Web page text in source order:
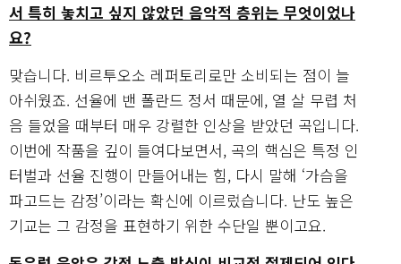
서 특히 놓치고 싶지 않았던 음악적 층위는 무엇이었나
요?
맞습니다. 비르투오소 레퍼토리로만 소비되는 점이 늘
아쉬웠죠. 선율에 밴 폴란드 정서 때문에, 열 살 무렵 처
음 들었을 때부터 매우 강렬한 인상을 받았던 곡입니다.
이번에 작품을 깊이 들여다보면서, 곡의 핵심은 특정 인
터벌과 선율 진행이 만들어내는 힘, 다시 말해 ‘가슴을
파고드는 감정’이라는 확신에 이르렀습니다. 난도 높은
기교는 그 감정을 표현하기 위한 수단일 뿐이고요.